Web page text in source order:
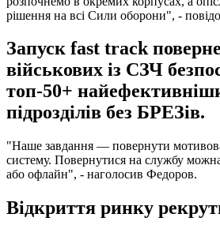
рішення на всі Сили оборони", -
Запуск fast track
військових із СЗЧ
топ-50+
підрозділів без БРЕЗів.
"Наше завдання — повернути
систему. Повернутися на службу
або офлайн", - наголосив Федоров.
Відкриття ринку